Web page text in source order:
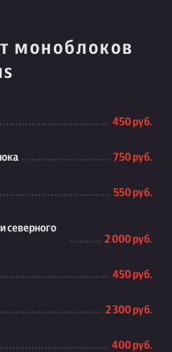
моноблоков
450 руб.
750 руб.
550 руб.
северного
2 000 руб.
450 руб.
2 300 руб.
400 руб.